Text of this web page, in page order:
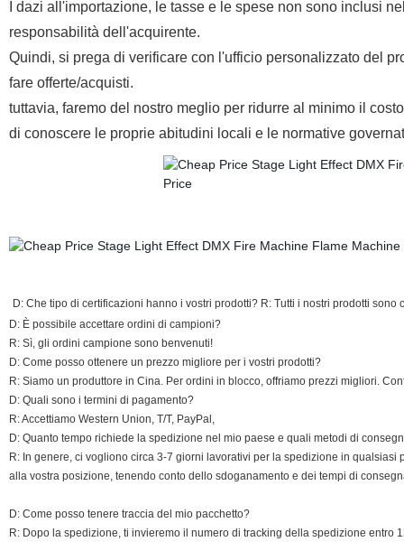
I dazi all'importazione, le tasse e le spese non sono inclusi
responsabilità dell'acquirente.
Quindi, si prega di verificare con l'ufficio personalizzato del
fare offerte/acquisti.
tuttavia, faremo del nostro meglio per ridurre al minimo il
di conoscere le proprie abitudini locali e le normative
D: Che tipo di certificazioni hanno i vostri prodotti? R: Tutti i nostri prodotti sono
D: È possibile accettare ordini di campioni?
R: Sì, gli ordini campione sono benvenuti!
D: Come posso ottenere un prezzo migliore per i vostri prodotti?
R: Siamo un produttore in Cina. Per ordini in blocco, offriamo prezzi migliori.
D: Quali sono i termini di pagamento?
R: Accettiamo Western Union, T/T, PayPal,
D: Quanto tempo richiede la spedizione nel mio paese e quali metodi di
R: In genere, ci vogliono circa 3-7 giorni lavorativi per la spedizione in
alla vostra posizione, tenendo conto dello sdoganamento e dei tempi di
D: Come posso tenere traccia del mio pacchetto?
R: Dopo la spedizione, ti invieremo il numero di tracking della spedizione